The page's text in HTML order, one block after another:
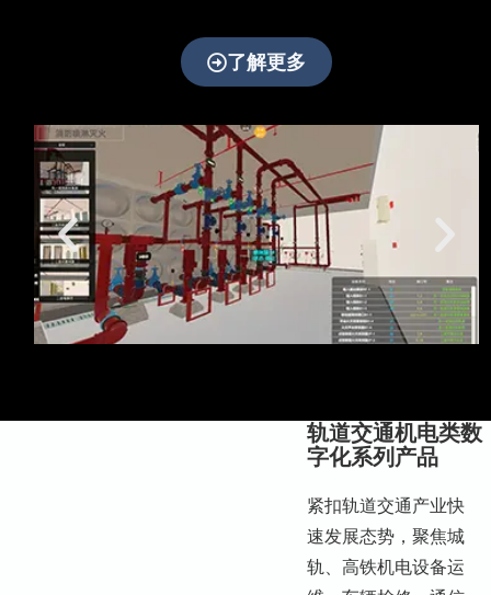
了解更多
轨道交通机电类数
字化系列产品
紧扣轨道交通产业快
速发展态势，聚焦城
轨、高铁机电设备运